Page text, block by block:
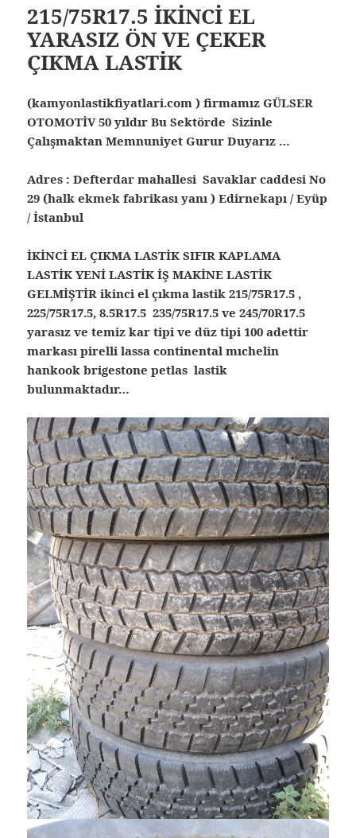
215/75R17.5 İKİNCİ EL
YARASIZ ÖN VE ÇEKER
ÇIKMA LASTİK
(kamyonlastikfiyatlari.com ) firmamız GÜLSER
OTOMOTİV 50 yıldır Bu Sektörde Sizinle
Çalışmaktan Memnuniyet Gurur Duyarız …
Adres : Defterdar mahallesi Savaklar caddesi No
29 (halk ekmek fabrikası yanı ) Edirnekapı / Eyüp
/ İstanbul
İKİNCİ EL ÇIKMA LASTİK SIFIR KAPLAMA
LASTİK YENİ LASTİK İŞ MAKİNE LASTİK
GELMİŞTİR ikinci el çıkma lastik 215/75R17.5 ,
225/75R17.5, 8.5R17.5 235/75R17.5 ve 245/70R17.5
yarasız ve temiz kar tipi ve düz tipi 100 adettir
markası pirelli lassa continental mıchelin
hankook brigestone petlas lastik
bulunmaktadır…